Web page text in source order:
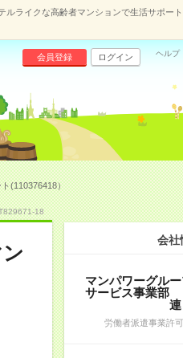
ルライクな高齢者マンションで生活サポー
会員登録 ログイン ヘルプ
(110376418）
18
会社
マンパワーグル
サービス事業部
連
労働者派遣事業許